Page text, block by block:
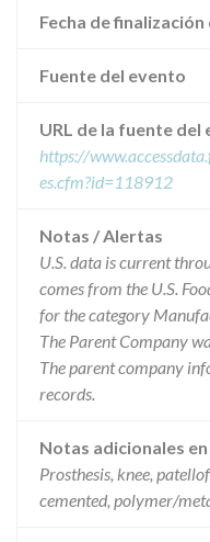
Fecha de
Fuente del evento
URL de la fuente del
https://
es.cfm?id=118912
Notas / Alertas
U.S. data is current
comes from the U.S.
for the category
The Parent Company
The parent company
records.
Notas adicionales
Prosthesis, knee,
cemented, polymer/